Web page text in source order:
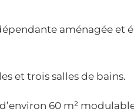
aménagée et
et trois salles de bains.
60 m²